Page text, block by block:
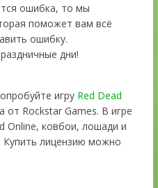
ошибка, то мы
поможет вам всё
ошибку.
дни!
игру Red Dead
от Rockstar Games. В игре
Online, ковбои, лошади и
лицензию можно